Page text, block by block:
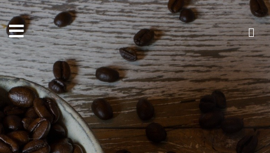
Přejít
k
obsahu
webu
Vyhledávání